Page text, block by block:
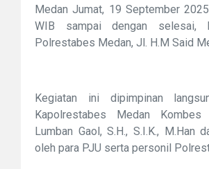
Medan Jumat, 19 September
WIB sampai dengan selesai,
Polrestabes Medan, Jl. H.M Said
Kegiatan ini ‎dipimpinan
Kapolrestabes Medan Kombes
Lumban Gaol, S.H., S.I.K., M.Han
oleh para PJU serta personil